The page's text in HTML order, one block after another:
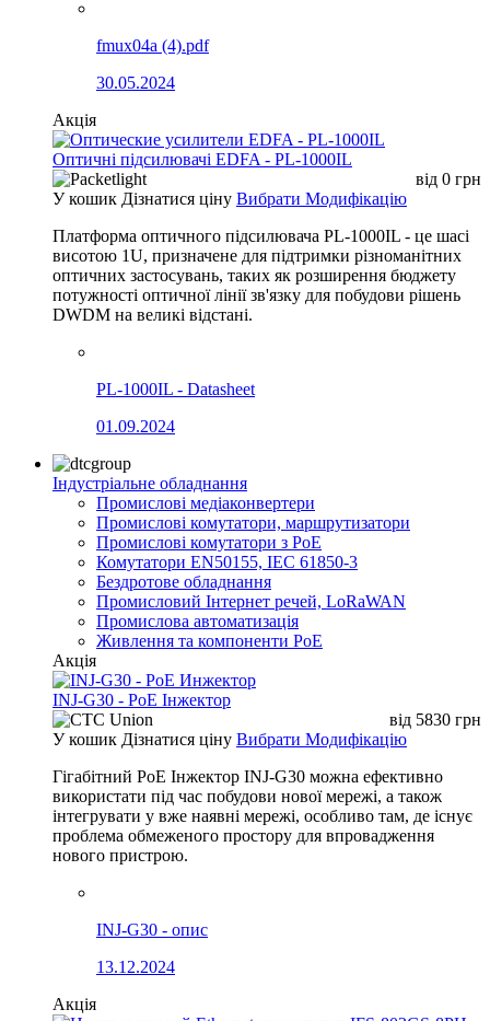
fmux04a (4).pdf
30.05.2024
Акція
Оптичні підсилювачі EDFA - PL-1000IL
від 0 грн
У кошик Дізнатися ціну Вибрати Модифікацію
Платформа оптичного підсилювача PL-1000IL - це шасі
висотою 1U, призначене для підтримки різноманітних
оптичних застосувань, таких як розширення бюджету
потужності оптичної лінії зв'язку для побудови рішень
DWDM на великі відстані.
PL-1000IL - Datasheet
01.09.2024
Індустріальне обладнання
Промислові медіаконвертери
Промислові комутатори, маршрутизатори
Промислові комутатори з PoE
Комутатори EN50155, IEC 61850-3
Бездротове обладнання
Промисловий Інтернет речей, LoRaWAN
Промислова автоматизація
Живлення та компоненти PoE
Акція
INJ-G30 - PoE Інжектор
від 5830 грн
У кошик Дізнатися ціну Вибрати Модифікацію
Гігабітний PoE Інжектор INJ-G30 можна ефективно
використати під час побудови нової мережі, а також
інтегрувати у вже наявні мережі, особливо там, де існує
проблема обмеженого простору для впровадження
нового пристрою.
INJ-G30 - опис
13.12.2024
Акція